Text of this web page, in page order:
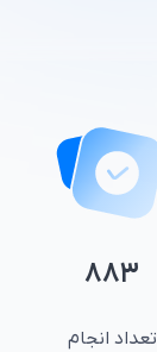
۸۸۳
تعداد انجام